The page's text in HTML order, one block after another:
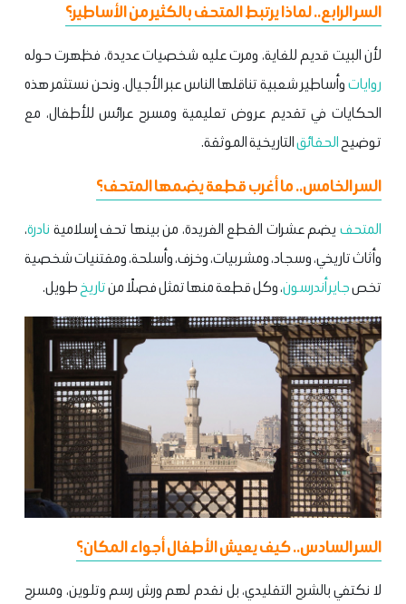
السر الرابع.. لماذا يرتبط المتحف بالكثير من الأساطير؟
لأن البيت قديم للغاية، ومرت عليه شخصيات عديدة، فظهرت حوله
رواياتوأساطير شعبية تناقلها الناس عبر الأجيال. ونحن نستثمر هذه
الحكايات في تقديم عروض تعليمية ومسرح عرائس للأطفال، مع
توضيحالحقائقالتاريخية الموثقة.
السر الخامس.. ما أغرب قطعة يضمها المتحف؟
المتحف يضم عشرات القطع الفريدة، من بينها تحف إسلامية نادرة،
وأثاث تاريخي، وسجاد، ومشربيات، وخزف، وأسلحة، ومقتنيات شخصية
تخصجاير أندرسون، وكل قطعة منها تمثل فصلًا منتاريخطويل.
السر السادس.. كيف يعيش الأطفال أجواء المكان؟
لا نكتفي بالشرح التقليدي، بل نقدم لهم ورش رسم وتلوين، ومسرح